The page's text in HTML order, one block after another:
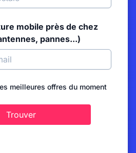
mobile près de chez
pannes...)
meilleures offres du moment
Trouver